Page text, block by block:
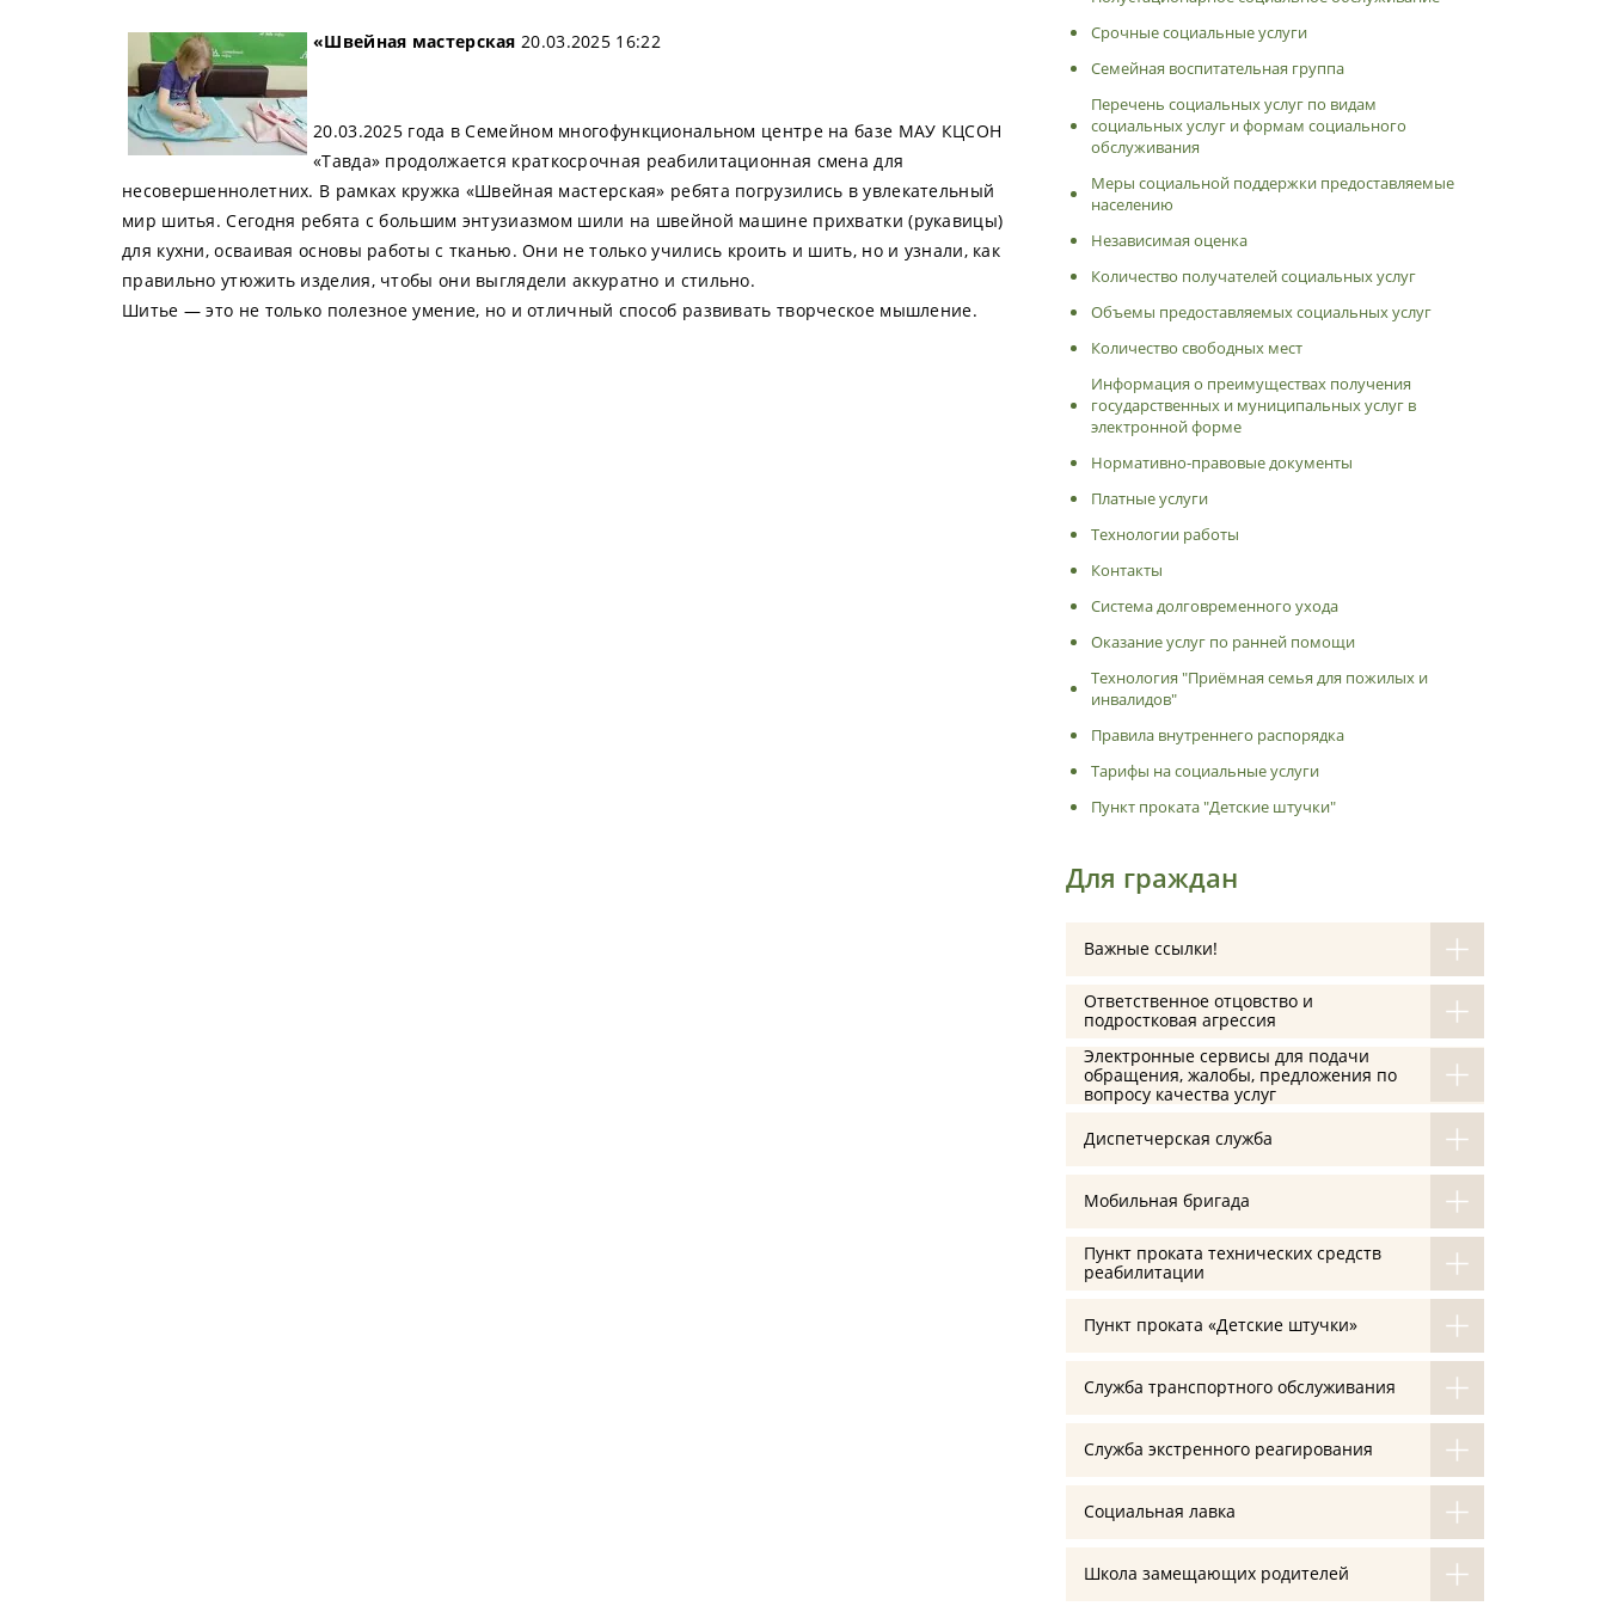
«Швейная мастерская 20.03.2025 16:22
20.03.2025 года в Семейном многофункциональном центре на базе МАУ КЦСОН
«Тавда» продолжается краткосрочная реабилитационная смена для
несовершеннолетних. В рамках кружка «Швейная мастерская» ребята погрузились в увлекательный
мир шитья. Сегодня ребята с большим энтузиазмом шили на швейной машине прихватки (рукавицы)
для кухни, осваивая основы работы с тканью. Они не только учились кроить и шить, но и узнали, как
правильно утюжить изделия, чтобы они выглядели аккуратно и стильно.
Шитье — это не только полезное умение, но и отличный способ развивать творческое мышление.
Срочные социальные услуги
Семейная воспитательная группа
Перечень социальных услуг по видам
социальных услуг и формам социального
обслуживания
Меры социальной поддержки предоставляемые
населению
Независимая оценка
Количество получателей социальных услуг
Объемы предоставляемых социальных услуг
Количество свободных мест
Информация о преимуществах получения
государственных и муниципальных услуг в
электронной форме
Нормативно-правовые документы
Платные услуги
Технологии работы
Контакты
Система долговременного ухода
Оказание услуг по ранней помощи
Технология "Приёмная семья для пожилых и
инвалидов"
Правила внутреннего распорядка
Тарифы на социальные услуги
Пункт проката "Детские штучки"
Для граждан
Важные ссылки!
Ответственное отцовство и
подростковая агрессия
Электронные сервисы для подачи
обращения, жалобы, предложения по
вопросу качества услуг
Диспетчерская служба
Мобильная бригада
Пункт проката технических средств
реабилитации
Пункт проката «Детские штучки»
Служба транспортного обслуживания
Служба экстренного реагирования
Социальная лавка
Школа замещающих родителей